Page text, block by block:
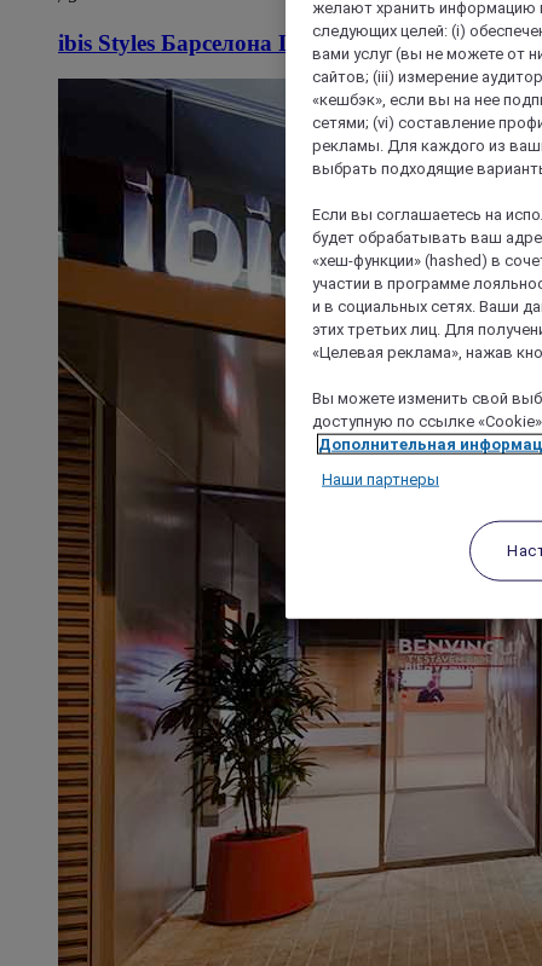
ibis Styles Барселона Центр
желают хранить информацию
следующих целей: (i)
вами услуг (вы не можете от
сайтов; (iii) измерение
«кешбэк», если вы на нее
сетями; (vi) составление
рекламы. Для каждого из
выбрать подходящие
Если вы соглашаетесь на
будет обрабатывать ваш
«хеш-функции» (hashed) в
участии в программе
и в социальных сетях. Ваши
этих третьих лиц. Для
«Целевая реклама», нажав
Вы можете изменить свой
доступную по ссылке
Дополнительная
Наши партнеры